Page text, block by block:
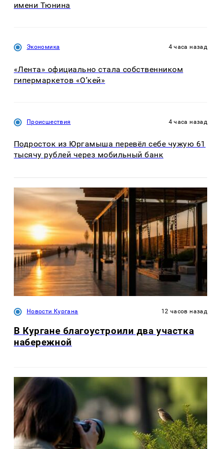
имени Тюнина
Экономика 4 часа назад
«Лента» официально стала собственником
гипермаркетов «О’кей»
Происшествия 4 часа назад
Подросток из Юргамыша перевёл себе чужую 61
тысячу рублей через мобильный банк
Новости Кургана 12 часов назад
В Кургане благоустроили два участка
набережной